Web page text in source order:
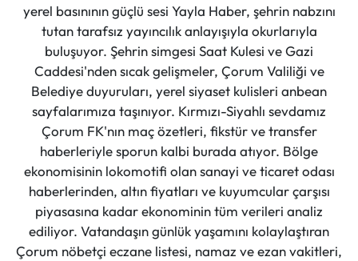
yerel basınının güçlü sesi Yayla Haber, şehrin nabzını
tutan tarafsız yayıncılık anlayışıyla okurlarıyla
buluşuyor. Şehrin simgesi Saat Kulesi ve Gazi
Caddesi'nden sıcak gelişmeler, Çorum Valiliği ve
Belediye duyuruları, yerel siyaset kulisleri anbean
sayfalarımıza taşınıyor. Kırmızı-Siyahlı sevdamız
Çorum FK'nın maç özetleri, fikstür ve transfer
haberleriyle sporun kalbi burada atıyor. Bölge
ekonomisinin lokomotifi olan sanayi ve ticaret odası
haberlerinden, altın fiyatları ve kuyumcular çarşısı
piyasasına kadar ekonominin tüm verileri analiz
ediliyor. Vatandaşın günlük yaşamını kolaylaştıran
Çorum nöbetçi eczane listesi, namaz ve ezan vakitleri,